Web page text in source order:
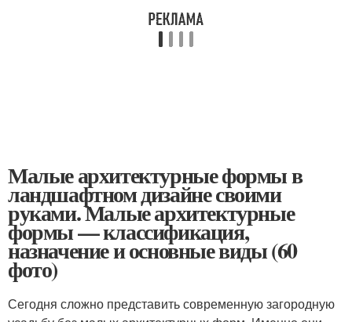
Малые архитектурные формы в
ландшафтном дизайне своими
руками. Малые архитектурные
формы — классификация,
назначение и основные виды (60
фото)
Сегодня сложно представить современную загородную